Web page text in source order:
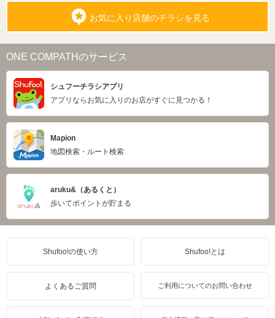
お気に入り店舗のチラシを見る
ONE COMPATHのサービス
シュフーチラシアプリ
アプリならお気に入りのお店がすぐに見つかる！
Mapion
地図検索・ルート検索
aruku&（あるくと）
歩いてポイントが貯まる
Shufoo!の使い方 Shufoo!とは
よくあるご質問 ご利用についてのお問い合わせ